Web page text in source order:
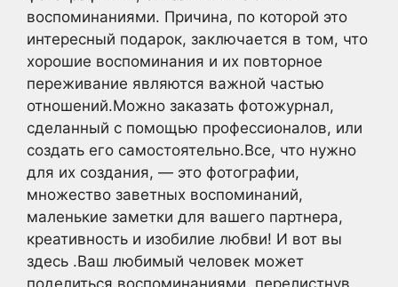
воспоминаниями. Причина, по которой это
интересный подарок, заключается в том, что
хорошие воспоминания и их повторное
переживание являются важной частью
отношений.Можно заказать фотожурнал,
сделанный с помощью профессионалов, или
создать его самостоятельно.Все, что нужно
для их создания, — это фотографии,
множество заветных воспоминаний,
маленькие заметки для вашего партнера,
креативность и изобилие любви! И вот вы
здесь .Ваш любимый человек может
поделиться воспоминаниями, перелистнув